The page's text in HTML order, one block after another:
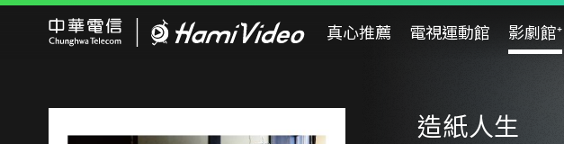
真心推薦 電視運動館 影劇館⁺
造紙人生